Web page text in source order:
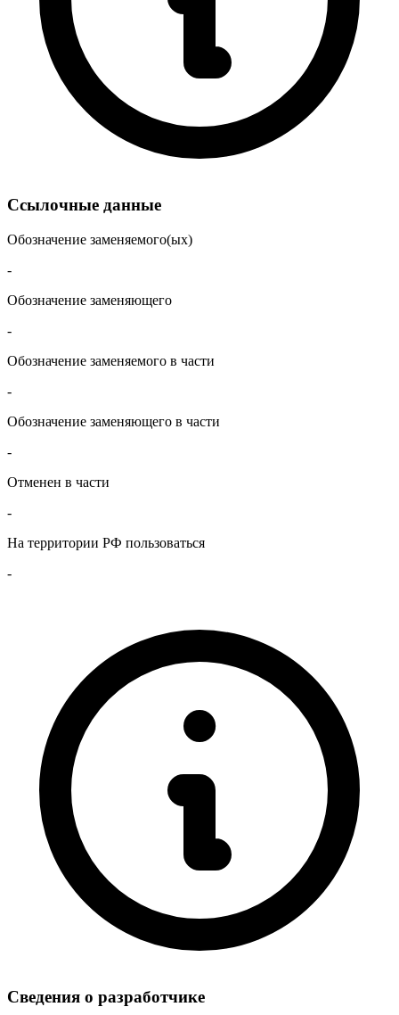
Ссылочные данные
Обозначение заменяемого(ых)
-
Обозначение заменяющего
-
Обозначение заменяемого в части
-
Обозначение заменяющего в части
-
Отменен в части
-
На территории РФ пользоваться
-
Сведения о разработчике